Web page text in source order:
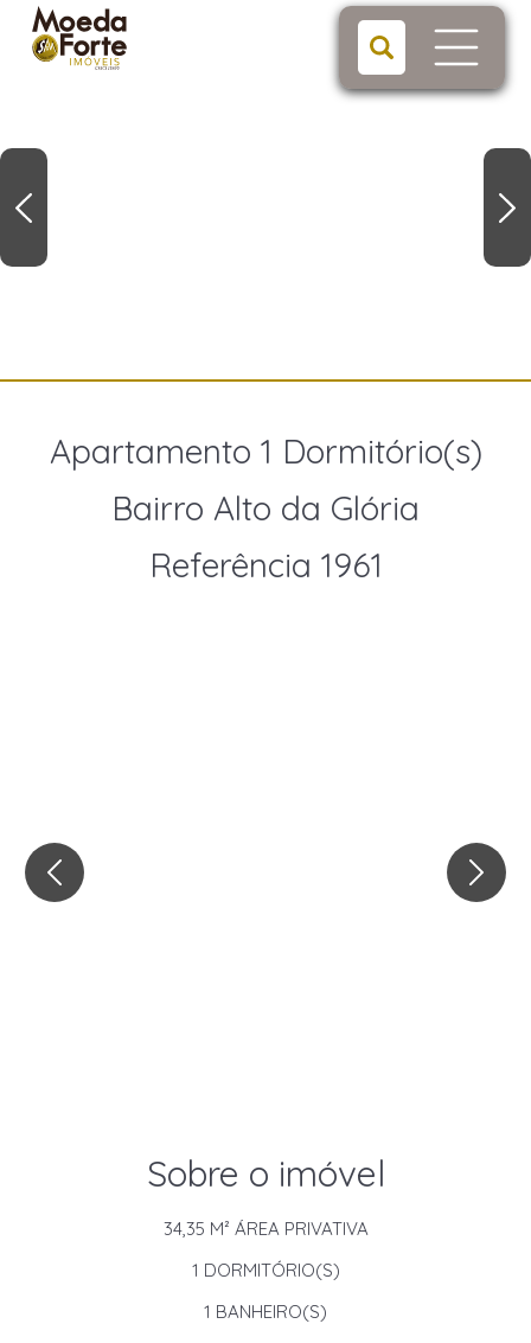
Apartamento 1 Dormitório(s)
Bairro Alto da Glória
Referência 1961
Sobre o imóvel
34,35 M² ÁREA PRIVATIVA
1 DORMITÓRIO(S)
1 BANHEIRO(S)